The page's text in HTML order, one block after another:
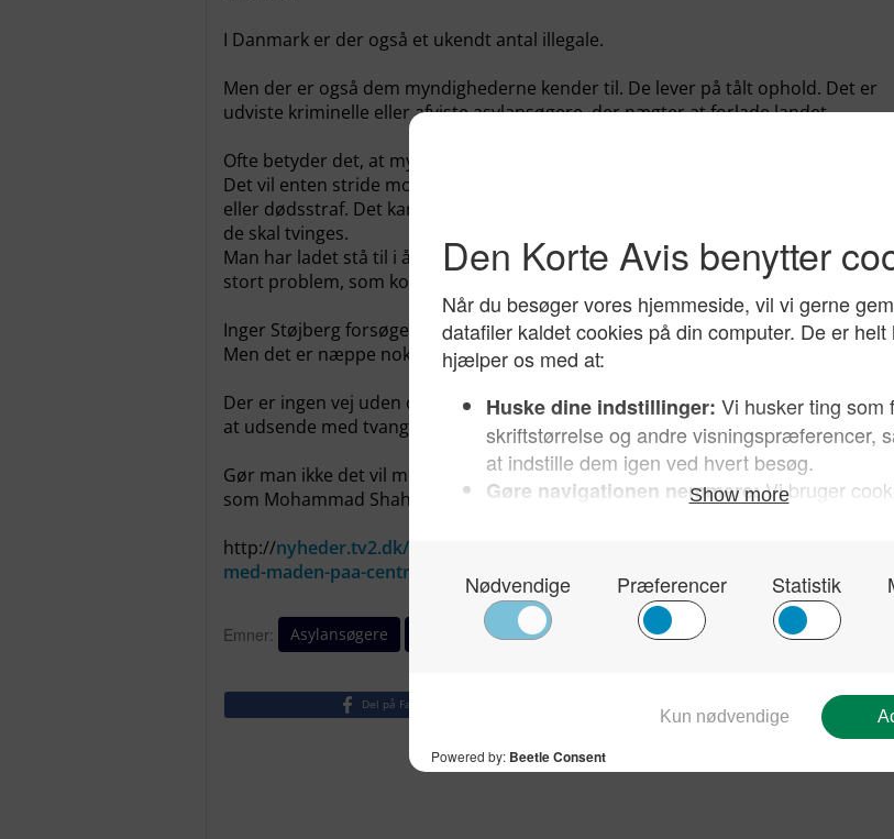
I Danmark er der også et ukendt antal illegale.
Men der er også dem myndighederne kender til. De lever på tålt ophold. Det er
udviste kriminelle eller afviste asylansøgere, der nægter at forlade landet.
Ofte betyder det, at myndighederne siger, at de ikke kan sendes ud med tvang.
Det vil enten stride mod konventionerne, fordi det siges, at de kan risikere tortur
eller dødsstraf. Det kan også være fordi hjemlandet ikke vil tage imod dem, hvis
de skal tvinges.
Man har ladet stå til i årevis. Og nu står Danmark og andre lande med et meget
stort problem, som kommer oven i alle dem, der får flygtningestatus.
Inger Støjberg forsøger at lægge pres på dem ved at gøre forholdene “utålelige”.
Men det er næppe nok til at få særligt mange til frivilligt at rejse ud af landet.
Der er ingen vej uden om at bryde med konventionerne og tage konflikterne ved
at udsende med tvang.
Gør man ikke det vil migrantkaosset vokse og flere sandsynligvis gøre,
som Mohammad Shahbzi siger, og forsøge at leve illegalt.
http://nyheder.tv2.dk/samfund/2016-06-22-afviste-asylansoegere-utilfredse-
med-maden-paa-centret-gaar-paa-madrov-om-natten
Emner: Asylansøgere TV
Del på Facebook